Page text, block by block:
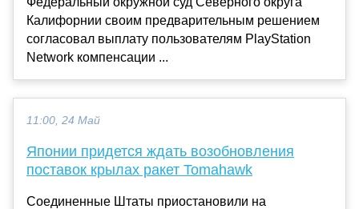
Калифорнии своим предварительным решением
согласовал выплату пользователям PlayStation
Network компенсации ...
11:00, 24 Май
Японии придется ждать возобновления
поставок крылах ракет Tomahawk
Соединенные Штаты приостановили на